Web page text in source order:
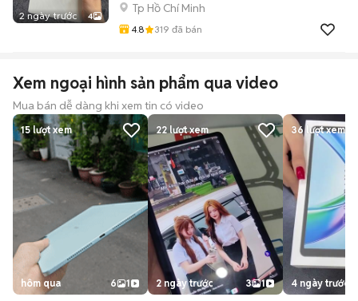
2 ngày trước 4
Tp Hồ Chí Minh
4.8 319 đã bán
Xem ngoại hình sản phẩm qua video
Mua bán dễ dàng khi xem tin có video
15lượt xem
hôm qua 6 1
22lượt xem
2 ngày trước 3 1
36lượt xem
4 ngày trước